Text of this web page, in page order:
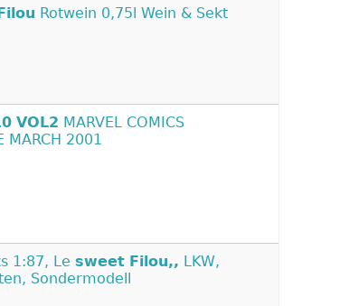
Rotwein 0,75l Wein & Sekt
VOL2 MARVEL COMICS
MARCH 2001
1:87, Le sweet Filou,, LKW,
Sondermodell